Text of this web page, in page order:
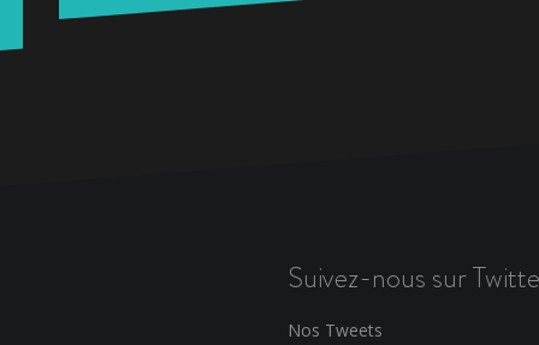
Suivez-nous sur
Nos Tweets